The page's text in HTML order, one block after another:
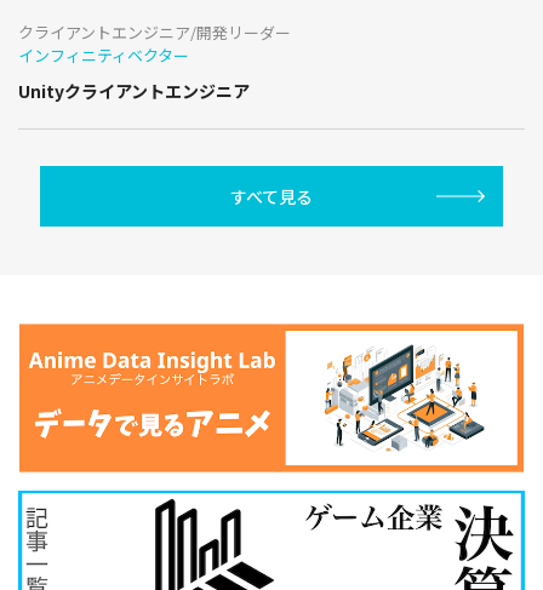
クライアントエンジニア/開発リーダー
インフィニティベクター
Unityクライアントエンジニア
すべて見る